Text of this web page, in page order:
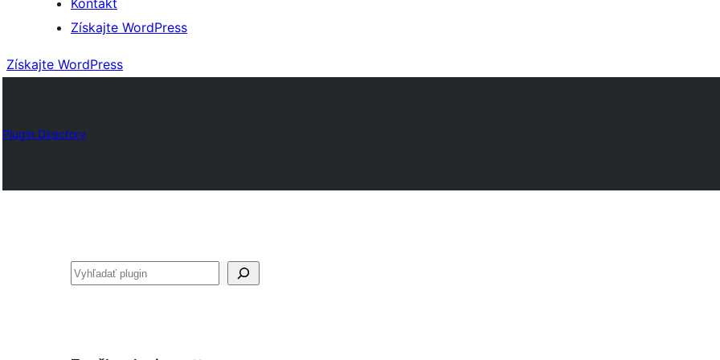
Kontakt
Získajte WordPress
Získajte WordPress
Plugin Directory
Hľadať